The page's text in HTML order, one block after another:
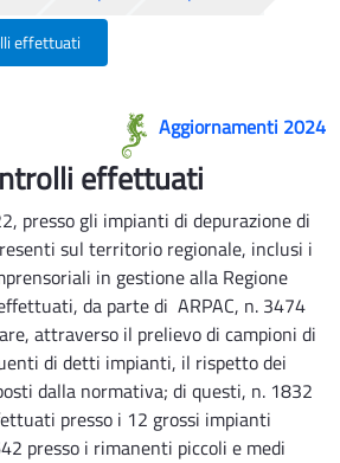
effettuati
ind 2 - RsaAggiornamenti 2024
effettuati
presso gli impianti di depurazione di
sul territorio regionale, inclusi i
in gestione alla Regione
da parte di ARPAC, n. 3474
attraverso il prelievo di campioni di
di detti impianti, il rispetto dei
dalla normativa; di questi, n. 1832
presso i 12 grossi impianti
presso i rimanenti piccoli e medi